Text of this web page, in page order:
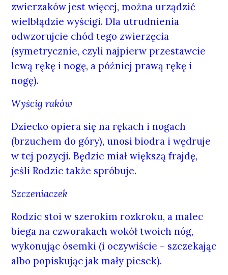
zwierzaków jest więcej, można urządzić
wielbłądzie wyścigi. Dla utrudnienia
odwzorujcie chód tego zwierzęcia
(symetrycznie, czyli najpierw przestawcie
lewą rękę i nogę, a później prawą rękę i
nogę).
Wyścig raków
Dziecko opiera się na rękach i nogach
(brzuchem do góry), unosi biodra i wędruje
w tej pozycji. Będzie miał większą frajdę,
jeśli Rodzic także spróbuje.
Szczeniaczek
Rodzic stoi w szerokim rozkroku, a malec
biega na czworakach wokół twoich nóg,
wykonując ósemki (i oczywiście – szczekając
albo popiskując jak mały piesek).